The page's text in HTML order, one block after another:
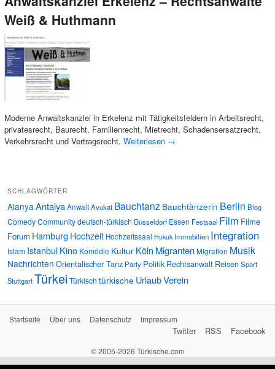
Weiß & Huthmann
Moderne Anwaltskanzlei in Erkelenz mit Tätigkeitsfeldern in Arbeitsrecht,
privatesrecht, Baurecht, Familienrecht, Mietrecht, Schadensersatzrecht,
Verkehrsrecht und Vertragsrecht. Weiterlesen →
SCHLAGWÖRTER
Alanya AntalyaAnwaltAvukat Bauchtanz Bauchtänzerin Berlin Blog
ComedyCommunitydeutsch-türkisch Düsseldorf Essen Festsaal Film Filme
Forum Hamburg Hochzeit Hochzeitssaal Hukuk Immobilien Integration
Islam IstanbulKino Komödie Kultur Köln MigrantenMigration Musik
Nachrichten Orientalischer Tanz Party Politik Rechtsanwalt ReisenSport
StuttgartTürkeiTürkisch türkische UrlaubVerein
Startseite Über uns Datenschutz Impressum
Facebook
RSS
Twitter
© 2005-2026 Türkische.com